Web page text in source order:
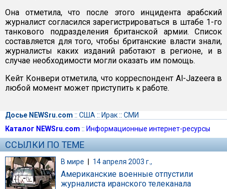
Она отметила, что после этого инцидента арабский
журналист согласился зарегистрироваться в штабе 1-го
танкового подразделения британской армии. Список
составляется для того, чтобы британские власти знали,
журналисты каких изданий работают в регионе, и в
случае необходимости могли оказать им помощь.
Кейт Конвери отметила, что корреспондент Al-Jazeera в
любой момент может приступить к работе.
Досье NEWSru.com :: США :: Ирак:: СМИ
Каталог NEWSru.com :: Информационные интернет-ресурсы
ССЫЛКИ ПО ТЕМЕ
В мире | 14 апреля 2003 г.,
Американские военные отпустили
журналиста иранского телеканала